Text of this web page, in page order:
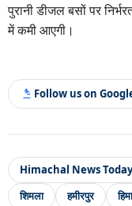
पुरानी डीजल बसों पर
में कमी आएगी।
Follow us on
Himachal News Today
शिमला
हमीरपुर